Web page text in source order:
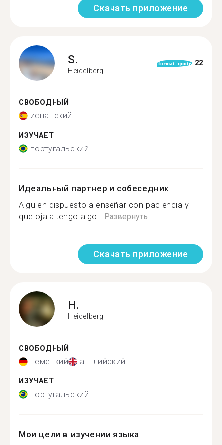
Скачать приложение
S.
Heidelberg
format_quote 22
СВОБОДНЫЙ
испанский
ИЗУЧАЕТ
португальский
Идеальный партнер и собеседник
Alguien dispuesto a enseñar con paciencia y
que ojala tengo algo... Развернуть
Скачать приложение
H.
Heidelberg
СВОБОДНЫЙ
немецкий английский
ИЗУЧАЕТ
португальский
Мои цели в изучении языка